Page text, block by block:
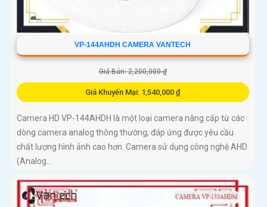
VP-144AHDH CAMERA VANTECH
Giá Bán: 2,200,000 ₫
Giá Khuyến Mại: 1,540,000 ₫
Camera HD VP-144AHDH là một loại camera nâng cấp từ các
dòng camera analog thông thường, đáp ứng được yêu cầu
chất lượng hình ảnh cao hơn. Camera sử dụng công nghệ AHD
(Analog...